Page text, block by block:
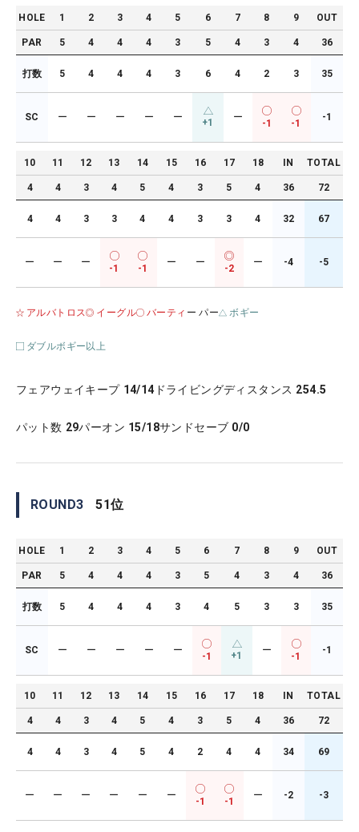
HOLE 1 2 3 4 5 6 7 8 9 OUT
PAR 5 4 4 4 3 5 4 3 4 36
打数 5 4 4 4 3 6 4 2 3 35
SC ー ー ー ー ー +1 ー
-1 -1
-1
10 11 12 13 14 15 16 17 18 IN TOTAL
4 4 3 4 5 4 3 5 4 36 72
4 4 3 3 4 4 3 3 4 32 67
ー ー ー
-1 -1
ー ー
-2
ー -4 -5
アルバトロス イーグル バーティ ー パー ボギー
ダブルボギー以上
フェアウェイキープ 14/14 ドライビングディスタンス 254.5
パット数 29パーオン 15/18サンドセーブ 0/0
ROUND3 51位
HOLE 1 2 3 4 5 6 7 8 9 OUT
PAR 5 4 4 4 3 5 4 3 4 36
打数 5 4 4 4 3 4 5 3 3 35
SC ー ー ー ー ー
-1 +1 ー
-1
-1
10 11 12 13 14 15 16 17 18 IN TOTAL
4 4 3 4 5 4 3 5 4 36 72
4 4 3 4 5 4 2 4 4 34 69
ー ー ー ー ー ー
-1 -1
ー -2 -3